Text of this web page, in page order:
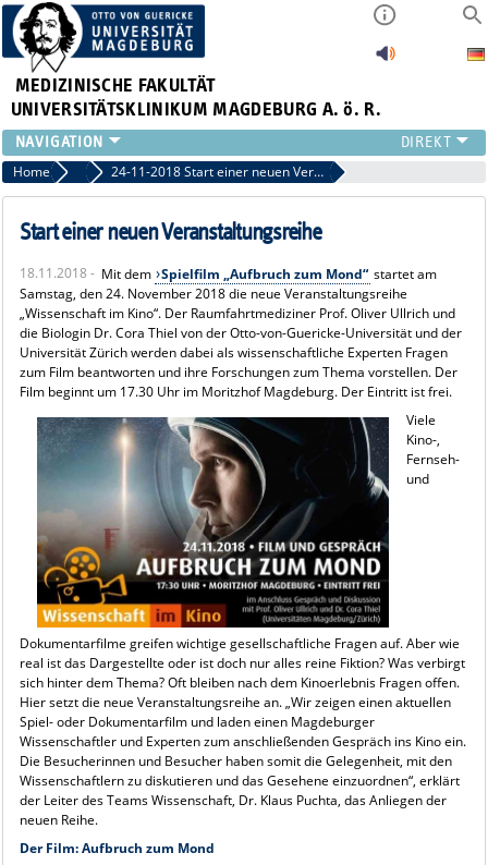
MEDIZINISCHE FAKULTÄT
UNIVERSITÄTSKLINIKUM MAGDEBURG A. ö. R.
INSTITUTE
KLINIKEN
ZENTRALE EINRICHTUNGEN
PRESSE
ÜBER UNS
INTERNATIONAL
INTRANET
Home Archiv 2018 24-11-2018 Start einer neuen Veranstaltungsreihe
Start einer neuen Veranstaltungsreihe
18.11.2018 - Mit dem Spielfilm „Aufbruch zum Mond“ startet am
Samstag, den 24. November 2018 die neue Veranstaltungsreihe
„Wissenschaft im Kino“. Der Raumfahrtmediziner Prof. Oliver Ullrich und
die Biologin Dr. Cora Thiel von der Otto-von-Guericke-Universität und der
Universität Zürich werden dabei als wissenschaftliche Experten Fragen
zum Film beantworten und ihre Forschungen zum Thema vorstellen. Der
Film beginnt um 17.30 Uhr im Moritzhof Magdeburg. Der Eintritt ist frei.
Viele
Kino-,
Fernseh-
und
Dokumentarfilme greifen wichtige gesellschaftliche Fragen auf. Aber wie
real ist das Dargestellte oder ist doch nur alles reine Fiktion? Was verbirgt
sich hinter dem Thema? Oft bleiben nach dem Kinoerlebnis Fragen offen.
Hier setzt die neue Veranstaltungsreihe an. „Wir zeigen einen aktuellen
Spiel- oder Dokumentarfilm und laden einen Magdeburger
Wissenschaftler und Experten zum anschließenden Gespräch ins Kino ein.
Die Besucherinnen und Besucher haben somit die Gelegenheit, mit den
Wissenschaftlern zu diskutieren und das Gesehene einzuordnen“, erklärt
der Leiter des Teams Wissenschaft, Dr. Klaus Puchta, das Anliegen der
neuen Reihe.
Der Film: Aufbruch zum Mond